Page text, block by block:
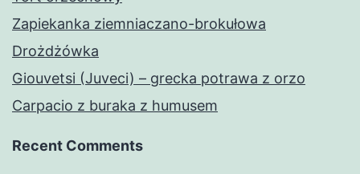
Zapiekanka ziemniaczano-brokułowa
Drożdżówka
Giouvetsi (Juveci) – grecka potrawa z orzo
Carpacio z buraka z humusem
Recent Comments